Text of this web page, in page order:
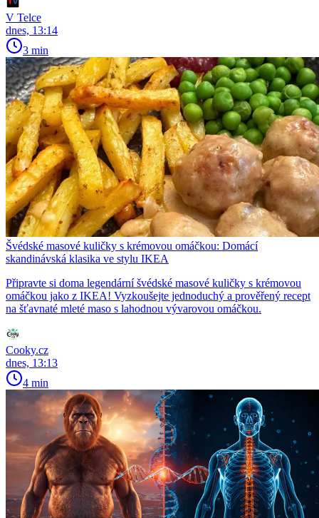
V Telce
dnes, 13:14
3 min
Švédské masové kuličky s krémovou omáčkou: Domácí
skandinávská klasika ve stylu IKEA
Připravte si doma legendární švédské masové kuličky s krémovou
omáčkou jako z IKEA! Vyzkoušejte jednoduchý a prověřený recept
na šťavnaté mleté maso s lahodnou vývarovou omáčkou.
Cooky.cz
dnes, 13:13
4 min